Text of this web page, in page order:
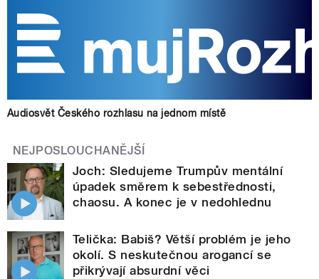
Audiosvět Českého rozhlasu na jednom místě
NEJPOSLOUCHANĚJŠÍ
Joch: Sledujeme Trumpův mentální
úpadek směrem k sebestřednosti,
chaosu. A konec je v nedohlednu
Telička: Babiš? Větší problém je jeho
okolí. S neskutečnou arogancí se
přikrývají absurdní věci